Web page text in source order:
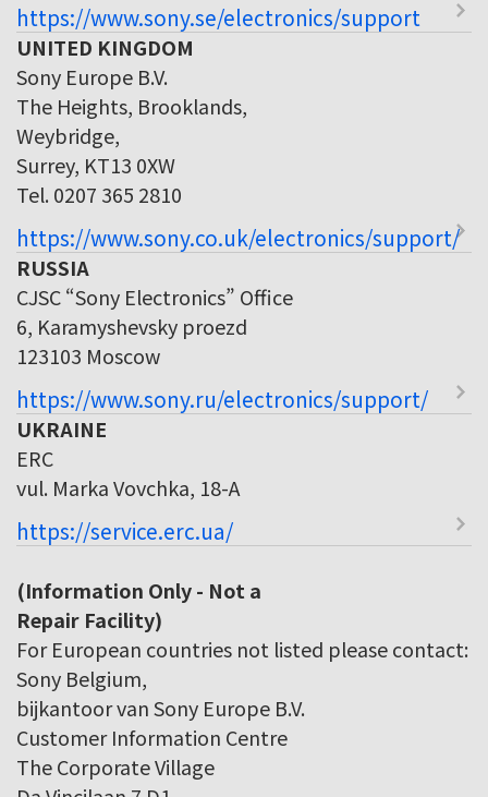
https://www.sony.se/electronics/support
UNITED KINGDOM
Sony Europe B.V.
The Heights, Brooklands,
Weybridge,
Surrey, KT13 0XW
Tel. 0207 365 2810
https://www.sony.co.uk/electronics/support/
RUSSIA
CJSC “Sony Electronics” Office
6, Karamyshevsky proezd
123103 Moscow
https://www.sony.ru/electronics/support/
UKRAINE
ERC
vul. Marka Vovchka, 18-A
https://service.erc.ua/
(Information Only - Not a
Repair Facility)
For European countries not listed please contact:
Sony Belgium,
bijkantoor van Sony Europe B.V.
Customer Information Centre
The Corporate Village